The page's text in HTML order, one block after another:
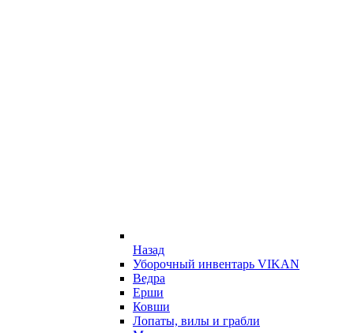
Назад
Уборочный инвентарь VIKAN
Ведра
Ерши
Ковши
Лопаты, вилы и грабли